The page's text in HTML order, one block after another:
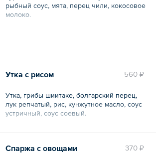
рыбный соус, мята, перец чили, кокосовое
молоко.
560 ₽
Утка с рисом
Утка, грибы шиитаке, болгарский перец,
лук репчатый, рис, кунжутное масло, соус
устричный, соус соевый.
Общий вес – 350 г
370 ₽
Спаржа с овощами